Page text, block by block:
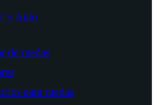
y Auto
de ruedas
para ruedas